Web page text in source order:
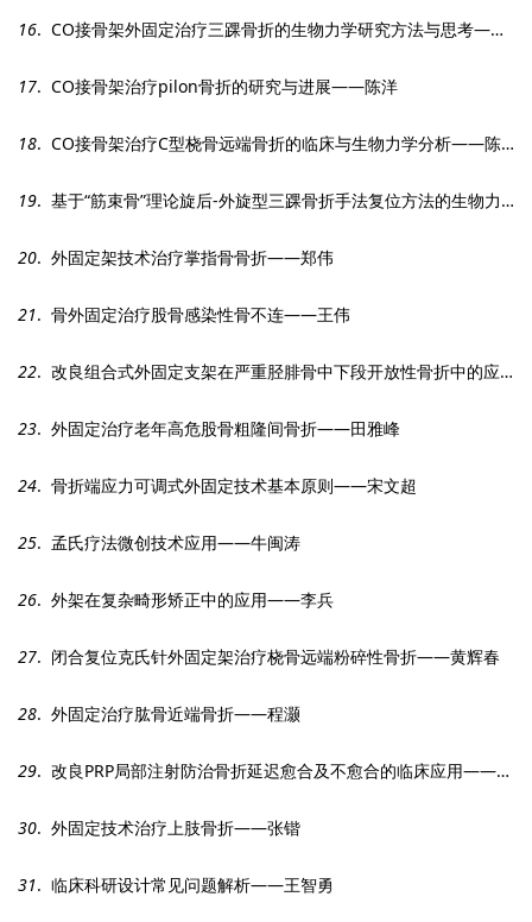
16. CO接骨架外固定治疗三踝骨折的生物力学研究方法与思考——陈奕历
17. CO接骨架治疗pilon骨折的研究与进展——陈洋
18. CO接骨架治疗C型桡骨远端骨折的临床与生物力学分析——陈彦飞
19. 基于“筋束骨”理论旋后-外旋型三踝骨折手法复位方法的生物力学——陈诚
20. 外固定架技术治疗掌指骨骨折——郑伟
21. 骨外固定治疗股骨感染性骨不连——王伟
22. 改良组合式外固定支架在严重胫腓骨中下段开放性骨折中的应用——王利祥
23. 外固定治疗老年高危股骨粗隆间骨折——田雅峰
24. 骨折端应力可调式外固定技术基本原则——宋文超
25. 孟氏疗法微创技术应用——牛闽涛
26. 外架在复杂畸形矫正中的应用——李兵
27. 闭合复位克氏针外固定架治疗桡骨远端粉碎性骨折——黄辉春
28. 外固定治疗肱骨近端骨折——程灏
29. 改良PRP局部注射防治骨折延迟愈合及不愈合的临床应用——姜红江
30. 外固定技术治疗上肢骨折——张锴
31. 临床科研设计常见问题解析——王智勇